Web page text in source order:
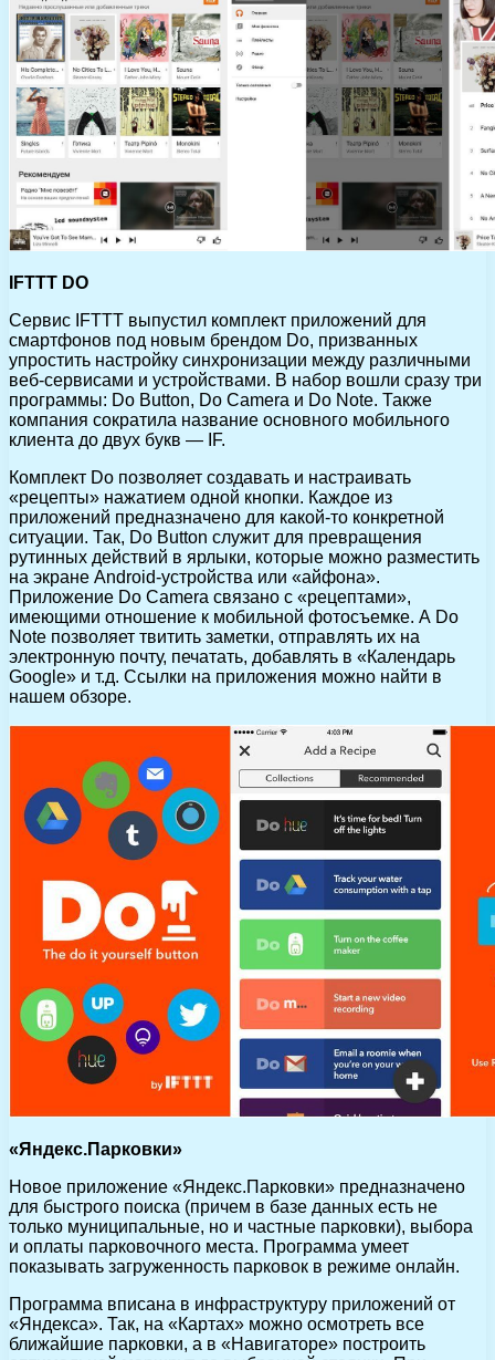
IFTTT DO
Сервис IFTTT выпустил комплект приложений для
смартфонов под новым брендом Do, призванных
упростить настройку синхронизации между различными
веб-сервисами и устройствами. В набор вошли сразу три
программы: Do Button, Do Camera и Do Note. Также
компания сократила название основного мобильного
клиента до двух букв — IF.
Комплект Do позволяет создавать и настраивать
«рецепты» нажатием одной кнопки. Каждое из
приложений предназначено для какой-то конкретной
ситуации. Так, Do Button служит для превращения
рутинных действий в ярлыки, которые можно разместить
на экране Android-устройства или «айфона».
Приложение Do Camera связано с «рецептами»,
имеющими отношение к мобильной фотосъемке. А Do
Note позволяет твитить заметки, отправлять их на
электронную почту, печатать, добавлять в «Календарь
Google» и т.д. Ссылки на приложения можно найти в
нашем обзоре.
«Яндекс.Парковки»
Новое приложение «Яндекс.Парковки» предназначено
для быстрого поиска (причем в базе данных есть не
только муниципальные, но и частные парковки), выбора
и оплаты парковочного места. Программа умеет
показывать загруженность парковок в режиме онлайн.
Программа вписана в инфраструктуру приложений от
«Яндекса». Так, на «Картах» можно осмотреть все
ближайшие парковки, а в «Навигаторе» построить